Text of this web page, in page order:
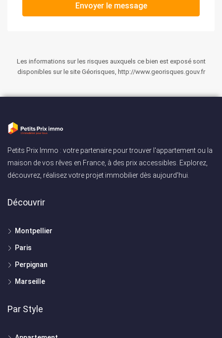
Envoyer le message
Les informations sur les risques auxquels ce bien est exposé sont
disponibles sur le site Géorisques, http://www.georisques.gouv.fr
Petits Prix Immo : votre partenaire pour trouver l'appartement ou la
maison de vos rêves en France, à des prix accessibles. Explorez,
découvrez, réalisez votre projet immobilier dès aujourd'hui.
Découvrir
Montpellier
Paris
Perpignan
Marseille
Par Style